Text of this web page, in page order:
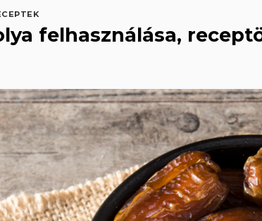
felhasználása,